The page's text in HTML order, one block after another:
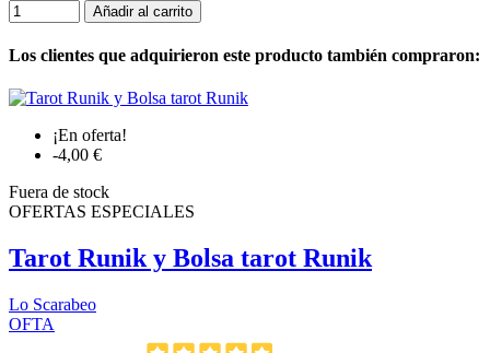
Añadir al carrito
Los clientes que adquirieron este producto también compraron:
¡En oferta!
-4,00 €
Fuera de stock
OFERTAS ESPECIALES
Tarot Runik y Bolsa tarot Runik
Lo Scarabeo
OFTA